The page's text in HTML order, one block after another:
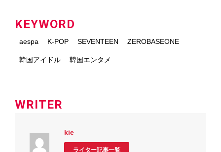
KEYWORD
aespa K-POP SEVENTEEN ZEROBASEONE
韓国アイドル 韓国エンタメ
WRITER
kie
ライター記事一覧